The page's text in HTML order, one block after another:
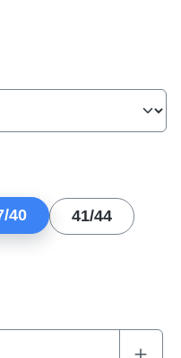
40 41/44
gewünschten